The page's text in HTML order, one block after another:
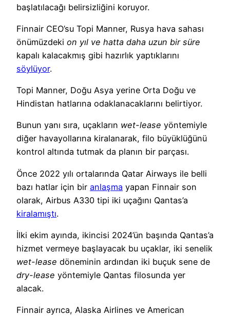
başlatılacağı belirsizliğini koruyor.
Finnair CEO’su Topi Manner, Rusya hava sahası
önümüzdeki on yıl ve hatta daha uzun bir süre
kapalı kalacakmış gibi hazırlık yaptıklarını
söylüyor.
Topi Manner, Doğu Asya yerine Orta Doğu ve
Hindistan hatlarına odaklanacaklarını belirtiyor.
Bunun yanı sıra, uçakların wet-lease yöntemiyle
diğer havayollarına kiralanarak, filo büyüklüğünü
kontrol altında tutmak da planın bir parçası.
Önce 2022 yılı ortalarında Qatar Airways ile belli
bazı hatlar için bir anlaşma yapan Finnair son
olarak, Airbus A330 tipi iki uçağını Qantas’a
kiralamıştı.
İlki ekim ayında, ikincisi 2024’ün başında Qantas’a
hizmet vermeye başlayacak bu uçaklar, iki senelik
wet-lease döneminin ardından iki buçuk sene de
dry-lease yöntemiyle Qantas filosunda yer
alacak.
Finnair ayrıca, Alaska Airlines ve American